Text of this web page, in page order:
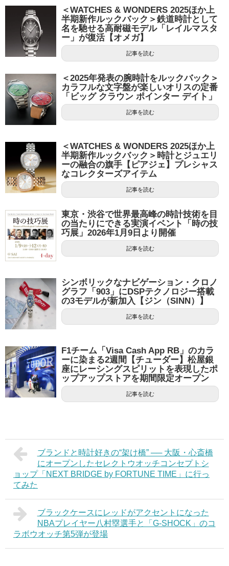
＜WATCHES & WONDERS 2025ほか上
半期新作ルックバック＞鉄道時計として
名を馳せる高耐磁モデル「レイルマスタ
ー」が復活【オメガ】
記事を読む
＜2025年発表の腕時計をルックバック＞
カラフルな文字盤が楽しいオリスの定番
「ビッグ クラウン ポインター デイト」
記事を読む
＜WATCHES & WONDERS 2025ほか上
半期新作ルックバック＞時計とジュエリ
ーの融合の旗手【ピアジェ】プレシャス
なコレクターズアイテム
記事を読む
東京・渋谷で世界最高峰の時計技術を目
の当たりにできる実演イベント「時の技
巧展」2026年1月9日より開催
記事を読む
シンボリックなナビゲーション・クロノ
グラフ「903」にDSPテクノロジー搭載
の3モデルが新加入【ジン（SINN）】
記事を読む
F1チーム「Visa Cash App RB」のカラ
ーに染まる2週間【チューダー】松屋銀
座にレーシングスピリットを表現したポ
ップアップストアを期間限定オープン
記事を読む
ブランドと時計好きの“架け橋” ── 大阪・心斎橋
にオープンしたセレクトウオッチコンセプトシ
ョップ「NEXT BRIDGE by FORTUNE TIME」に行っ
てみた
ブラックケースにレッドがアクセントになった
NBAプレイヤー八村塁選手と「G-SHOCK」のコ
ラボウオッチ第5弾が登場